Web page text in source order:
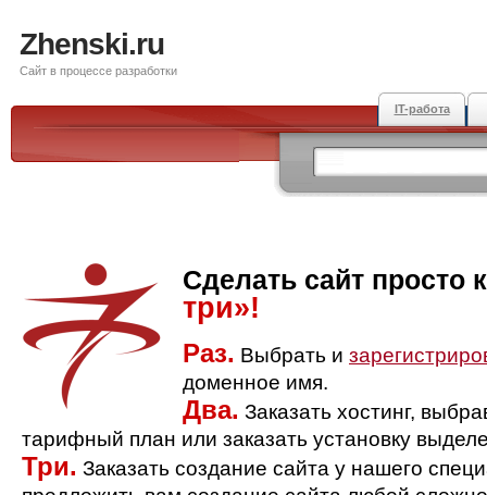
Zhenski.ru
Сайт в процессе разработки
IT-работа
Сделать сайт просто
три»!
Раз. Выбрать и
доменное имя.
Два. Заказать хостинг,
тарифный план или заказать установку
Три. Заказать создание сайта у нашего